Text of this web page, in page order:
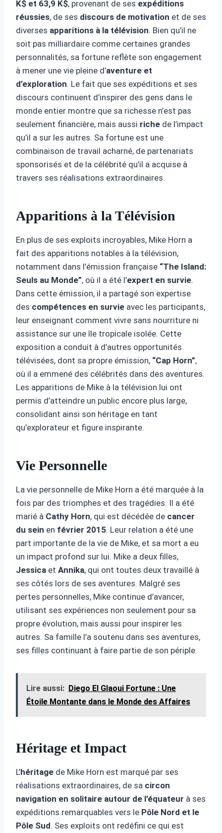
K$ et 63,9 K$, provenant de ses expéditions
réussies, de ses discours de motivation et de ses
diverses apparitions à la télévision. Bien qu’il ne
soit pas milliardaire comme certaines grandes
personnalités, sa fortune reflète son engagement
à mener une vie pleine d’aventure et
d’exploration. Le fait que ses expéditions et ses
discours continuent d’inspirer des gens dans le
monde entier montre que sa richesse n’est pas
seulement financière, mais aussi riche de l’impact
qu’il a sur les autres. Sa fortune est une
combinaison de travail acharné, de partenariats
sponsorisés et de la célébrité qu’il a acquise à
travers ses réalisations extraordinaires.
Apparitions à la Télévision
En plus de ses exploits incroyables, Mike Horn a
fait des apparitions notables à la télévision,
notamment dans l’émission française “The Island:
Seuls au Monde”, où il a été l’expert en survie.
Dans cette émission, il a partagé son expertise
des compétences en survie avec les participants,
leur enseignant comment vivre sans nourriture ni
assistance sur une île tropicale isolée. Cette
exposition a conduit à d’autres opportunités
télévisées, dont sa propre émission, “Cap Horn”,
où il a emmené des célébrités dans des aventures.
Les apparitions de Mike à la télévision lui ont
permis d’atteindre un public encore plus large,
consolidant ainsi son héritage en tant
qu’explorateur et figure inspirante.
Vie Personnelle
La vie personnelle de Mike Horn a été marquée à la
fois par des triomphes et des tragédies. Il a été
marié à Cathy Horn, qui est décédée de cancer
du sein en février 2015. Leur relation a été une
part importante de la vie de Mike, et sa mort a eu
un impact profond sur lui. Mike a deux filles,
Jessica et Annika, qui ont toutes deux travaillé à
ses côtés lors de ses aventures. Malgré ses
pertes personnelles, Mike continue d’avancer,
utilisant ses expériences non seulement pour sa
propre évolution, mais aussi pour inspirer les
autres. Sa famille l’a soutenu dans ses aventures,
ses filles continuant à faire partie de son périple.
Lire aussi: Diego El Glaoui Fortune : Une
Étoile Montante dans le Monde des Affaires
Héritage et Impact
L’héritage de Mike Horn est marqué par ses
réalisations extraordinaires, de sa circon
navigation en solitaire autour de l’équateur à ses
expéditions remarquables vers le Pôle Nord et le
Pôle Sud. Ses exploits ont redéfini ce qui est